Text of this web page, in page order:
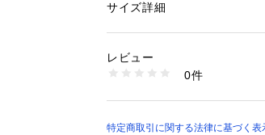
RNET(ザ ガーネット)」が登
デザイン。くすみのないきれ
れいめな印象に仕上げてくれ
・脚長効果が期待できるハイ
性別：レディース
洗濯：-
※詳しい洗濯方法については、商
商品番号：1096600002279 （モ
サイズ詳細
レビュー
0件
特定商取引に関する法律に基づく表